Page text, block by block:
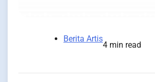
Berita Artis
4 min read